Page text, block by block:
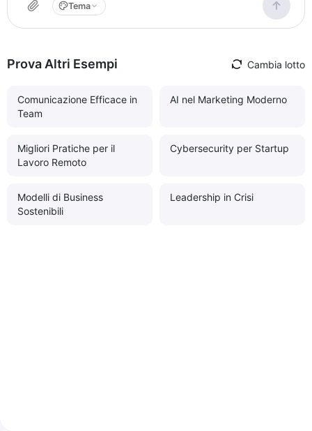
Tema
Prova Altri Esempi Cambia lotto
Comunicazione Efficace in
Team
AI nel Marketing Moderno
Migliori Pratiche per il
Lavoro Remoto
Cybersecurity per Startup
Modelli di Business
Sostenibili
Leadership in Crisi